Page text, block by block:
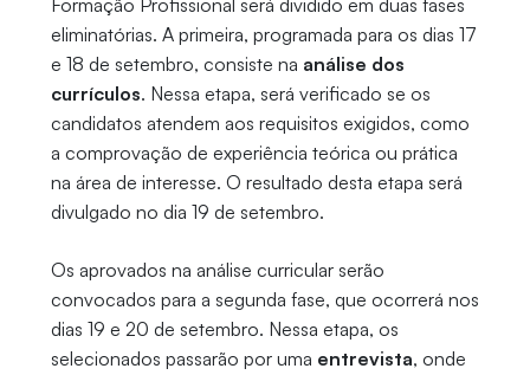
Formação Profissional será dividido em duas fases
eliminatórias. A primeira, programada para os dias 17
e 18 de setembro, consiste na análise dos
currículos. Nessa etapa, será verificado se os
candidatos atendem aos requisitos exigidos, como
a comprovação de experiência teórica ou prática
na área de interesse. O resultado desta etapa será
divulgado no dia 19 de setembro.
Os aprovados na análise curricular serão
convocados para a segunda fase, que ocorrerá nos
dias 19 e 20 de setembro. Nessa etapa, os
selecionados passarão por uma entrevista, onde